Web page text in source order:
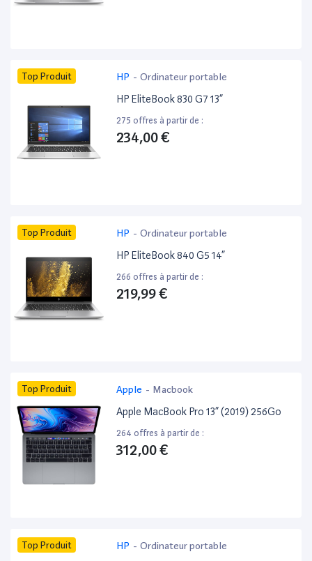
Top Produit HP - Ordinateur portable
HP EliteBook 830 G7 13”
275 offres à partir de :
234,00 €
Top Produit HP - Ordinateur portable
HP EliteBook 840 G5 14”
266 offres à partir de :
219,99 €
Top Produit Apple - Macbook
Apple MacBook Pro 13” (2019) 256Go
264 offres à partir de :
312,00 €
Top Produit HP - Ordinateur portable